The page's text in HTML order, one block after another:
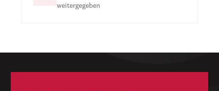
weitergegeben